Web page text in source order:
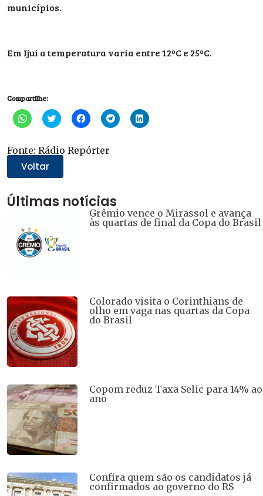
municípios.
Em Ijui a temperatura varia entre 12ºC e 25ºC.
Compartilhe:
Clique
para
WhatsApp(abre
em
nova
janela)
Clique
para
Twitter(abre
em
Clique
para
Facebook(abre
em
Clique
para
Clique
para
Fonte: Rádio Repórter
Voltar
Últimas notícias
Grêmio vence o Mirassol e avança
às quartas de final da Copa do Brasil
Colorado visita o Corinthians de
olho em vaga nas quartas da Copa
do Brasil
Copom reduz Taxa Selic para 14% ao
ano
Confira quem são os candidatos já
confirmados ao governo do RS